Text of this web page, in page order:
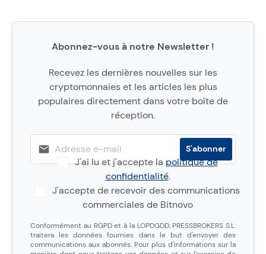
Abonnez-vous à notre Newsletter !
Recevez les dernières nouvelles sur les
cryptomonnaies et les articles les plus
populaires directement dans votre boîte de
réception.
J'ai lu et j'accepte lapolitique de
confidentialité.
J'accepte de recevoir des communications
commerciales de Bitnovo
Conformément au RGPD et à la LOPDGDD, PRESSBROKERS S.L.
traitera les données fournies dans le but d'envoyer des
communications aux abonnés. Pour plus d'informations sur la